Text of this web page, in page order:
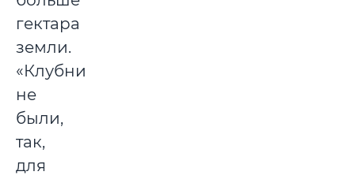
гектара
земли.
«Клубниководами»
не
были,
так,
для